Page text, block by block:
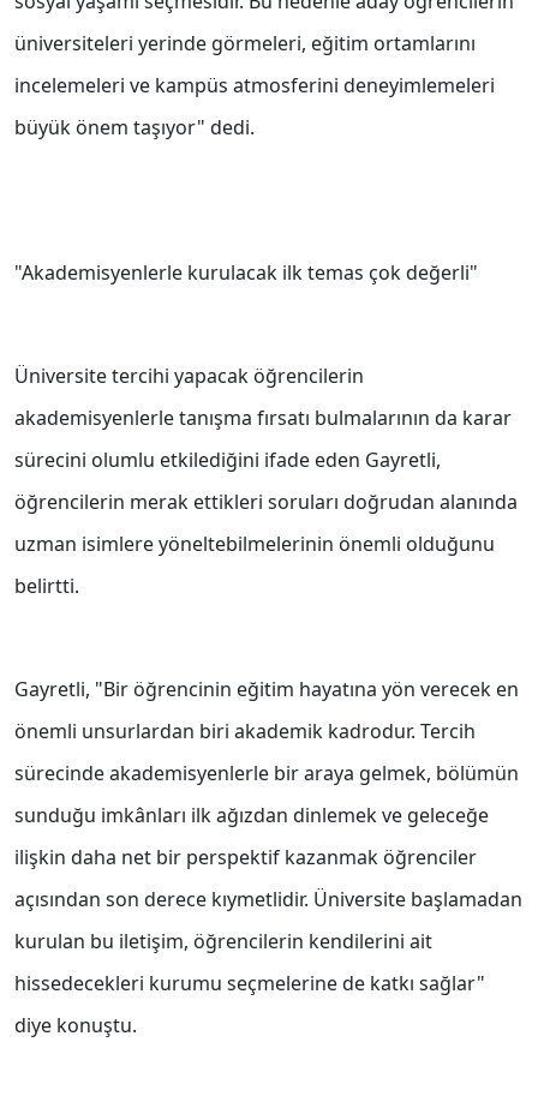
üniversiteleri yerinde görmeleri, eğitim ortamlarını
incelemeleri ve kampüs atmosferini deneyimlemeleri
büyük önem taşıyor" dedi.
"Akademisyenlerle kurulacak ilk temas çok değerli"
Üniversite tercihi yapacak öğrencilerin
akademisyenlerle tanışma fırsatı bulmalarının da karar
sürecini olumlu etkilediğini ifade eden Gayretli,
öğrencilerin merak ettikleri soruları doğrudan alanında
uzman isimlere yöneltebilmelerinin önemli olduğunu
belirtti.
Gayretli, "Bir öğrencinin eğitim hayatına yön verecek en
önemli unsurlardan biri akademik kadrodur. Tercih
sürecinde akademisyenlerle bir araya gelmek, bölümün
sunduğu imkânları ilk ağızdan dinlemek ve geleceğe
ilişkin daha net bir perspektif kazanmak öğrenciler
açısından son derece kıymetlidir. Üniversite başlamadan
kurulan bu iletişim, öğrencilerin kendilerini ait
hissedecekleri kurumu seçmelerine de katkı sağlar"
diye konuştu.